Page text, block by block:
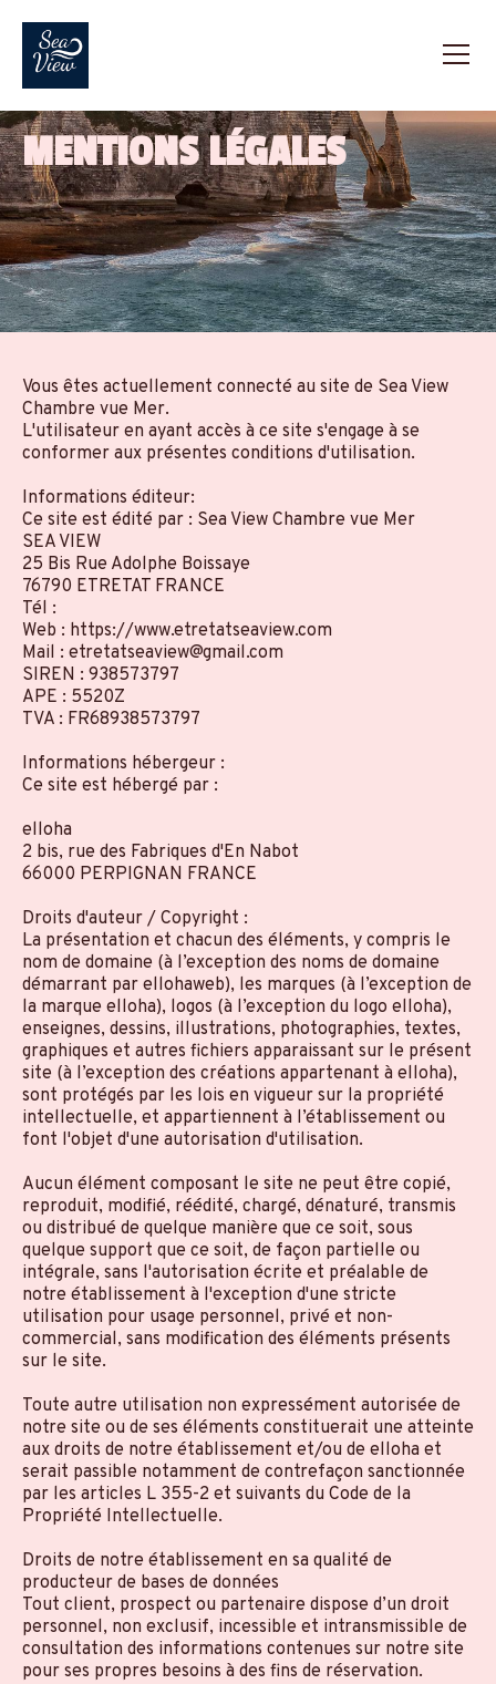
MENTIONS LÉGALES
Vous êtes actuellement connecté au site de Sea View
Chambre vue Mer.
L'utilisateur en ayant accès à ce site s'engage à se
conformer aux présentes conditions d'utilisation.
Informations éditeur:
Ce site est édité par : Sea View Chambre vue Mer
SEA VIEW
25 Bis Rue Adolphe Boissaye
76790 ETRETAT FRANCE
Tél :
Web : https://www.etretatseaview.com
Mail : etretatseaview@gmail.com
SIREN : 938573797
APE : 5520Z
TVA : FR68938573797
Informations hébergeur :
Ce site est hébergé par :
elloha
2 bis, rue des Fabriques d'En Nabot
66000 PERPIGNAN FRANCE
Droits d'auteur / Copyright :
La présentation et chacun des éléments, y compris le
nom de domaine (à l’exception des noms de domaine
démarrant par ellohaweb), les marques (à l’exception de
la marque elloha), logos (à l’exception du logo elloha),
enseignes, dessins, illustrations, photographies, textes,
graphiques et autres fichiers apparaissant sur le présent
site (à l’exception des créations appartenant à elloha),
sont protégés par les lois en vigueur sur la propriété
intellectuelle, et appartiennent à l’établissement ou
font l'objet d'une autorisation d'utilisation.
Aucun élément composant le site ne peut être copié,
reproduit, modifié, réédité, chargé, dénaturé, transmis
ou distribué de quelque manière que ce soit, sous
quelque support que ce soit, de façon partielle ou
intégrale, sans l'autorisation écrite et préalable de
notre établissement à l'exception d'une stricte
utilisation pour usage personnel, privé et non-
commercial, sans modification des éléments présents
sur le site.
Toute autre utilisation non expressément autorisée de
notre site ou de ses éléments constituerait une atteinte
aux droits de notre établissement et/ou de elloha et
serait passible notamment de contrefaçon sanctionnée
par les articles L 355-2 et suivants du Code de la
Propriété Intellectuelle.
Droits de notre établissement en sa qualité de
producteur de bases de données
Tout client, prospect ou partenaire dispose d’un droit
personnel, non exclusif, incessible et intransmissible de
consultation des informations contenues sur notre site
pour ses propres besoins à des fins de réservation.